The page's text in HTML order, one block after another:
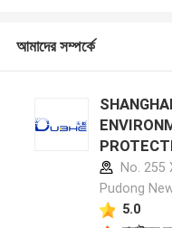
আমাদের সম্পর্কে
Y CO.,LTD
No. 255
Pudong
5.0